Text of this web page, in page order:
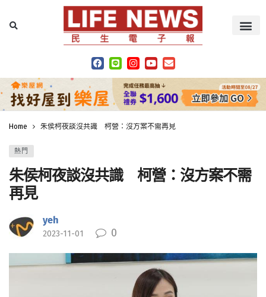
Home 朱侯柯夜談沒共識 柯營：沒方案不需再見
熱門
朱侯柯夜談沒共識 柯營：沒方案不需
再見
yeh
2023-11-01 0